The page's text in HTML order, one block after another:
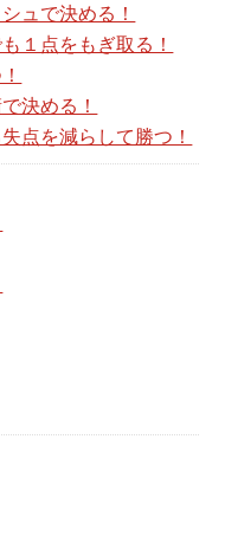
ュで決める！
１点をもぎ取る！
決める！
点を減らして勝つ！